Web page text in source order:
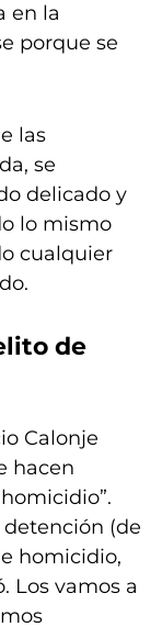
en la
porque se
las
se
delicado y
lo mismo
cualquier
de
Calonje
hacen
detención (de
homicidio,
Los vamos a